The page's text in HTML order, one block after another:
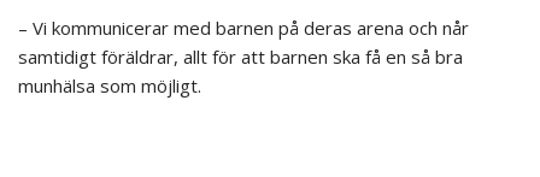
– Vi kommunicerar med barnen på deras arena och når
samtidigt föräldrar, allt för att barnen ska få en så bra
munhälsa som möjligt.